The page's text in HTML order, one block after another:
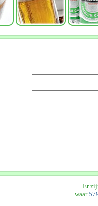
Er
waar